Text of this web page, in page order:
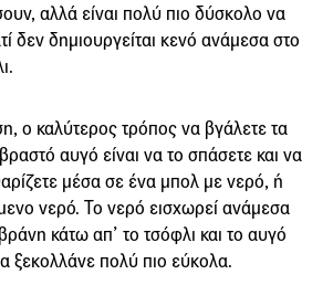
αλλά είναι πολύ πιο δύσκολο να
δεν δημιουργείται κενό ανάμεσα στο
ο καλύτερος τρόπος να βγάλετε τα
αυγό είναι να το σπάσετε και να
μέσα σε ένα μπολ με νερό, ή
νερό. Το νερό εισχωρεί ανάμεσα
κάτω απ’ το τσόφλι και το αυγό
ξεκολλάνε πολύ πιο εύκολα.